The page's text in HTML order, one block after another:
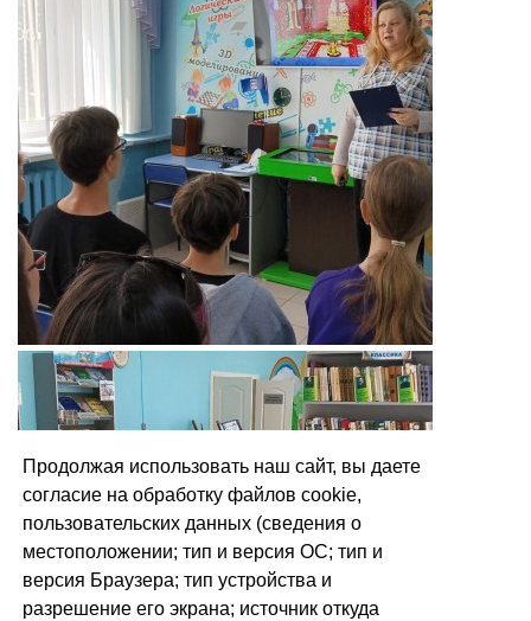
Продолжая использовать наш сайт, вы даете
согласие на обработку файлов cookie,
пользовательских данных (сведения о
местоположении; тип и версия ОС; тип и
версия Браузера; тип устройства и
разрешение его экрана; источник откуда